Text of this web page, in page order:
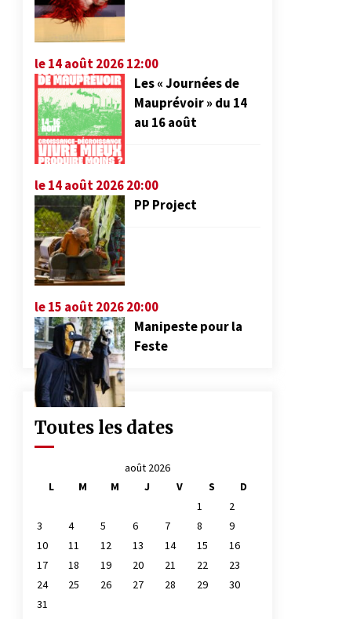
le 14 août 2026 12:00
Les « Journées de
Mauprévoir » du 14
au 16 août
le 14 août 2026 20:00
PP Project
le 15 août 2026 20:00
Manipeste pour la
Feste
Toutes les dates
août 2026
L
M M J V S
D
1
2
3
4 5 6 7 8
9
10
11 12 13 14 15
16
17
18 19 20 21 22
23
24
25 26 27 28 29
30
31